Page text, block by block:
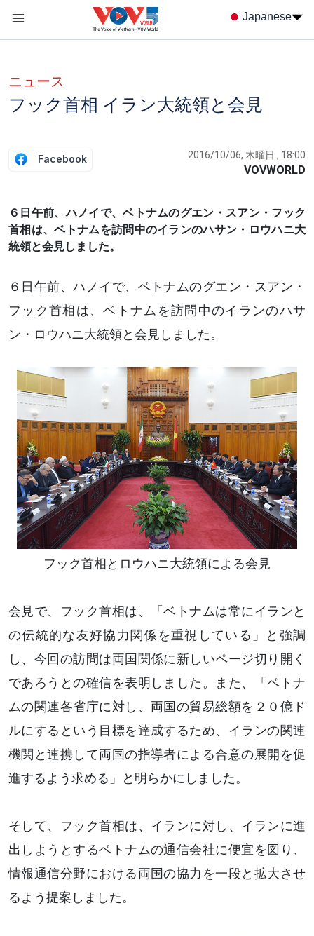
Japanese
ニュース
フック首相 イラン大統領と会見
Facebook 2016/10/06, 木曜日 , 18:00
VOVWORLD
６日午前、ハノイで、ベトナムのグエン・スアン・フック
首相は、ベトナムを訪問中のイランのハサン・ロウハニ大
統領と会見しました。
６日午前、ハノイで、ベトナムのグエン・スアン・
フック首相は、ベトナムを訪問中のイランのハサ
ン・ロウハニ大統領と会見しました。
フック首相とロウハニ大統領による会見
会見で、フック首相は、「ベトナムは常にイランと
の伝統的な友好協力関係を重視している」と強調
し、今回の訪問は両国関係に新しいページ切り開く
であろうとの確信を表明しました。また、「ベトナ
ムの関連各省庁に対し、両国の貿易総額を２０億ド
ルにするという目標を達成するため、イランの関連
機関と連携して両国の指導者による合意の展開を促
進するよう求める」と明らかにしました。
そして、フック首相は、イランに対し、イランに進
出しようとするベトナムの通信会社に便宜を図り、
情報通信分野における両国の協力を一段と拡大させ
るよう提案しました。